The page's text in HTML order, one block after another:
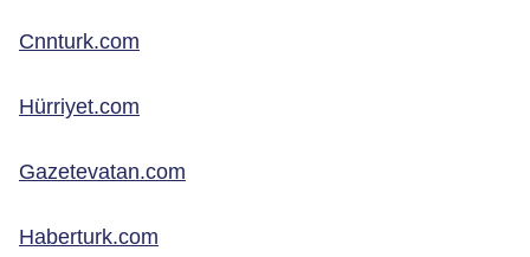
Cnnturk.com
Hürriyet.com
Gazetevatan.com
Haberturk.com